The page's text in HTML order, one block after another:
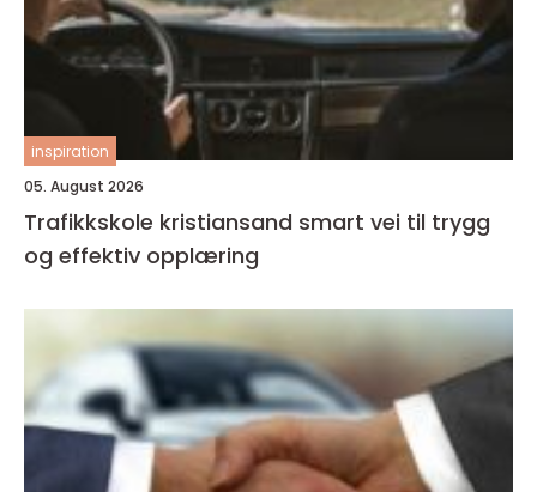
inspiration
05. August 2026
Trafikkskole kristiansand smart vei til trygg
og effektiv opplæring